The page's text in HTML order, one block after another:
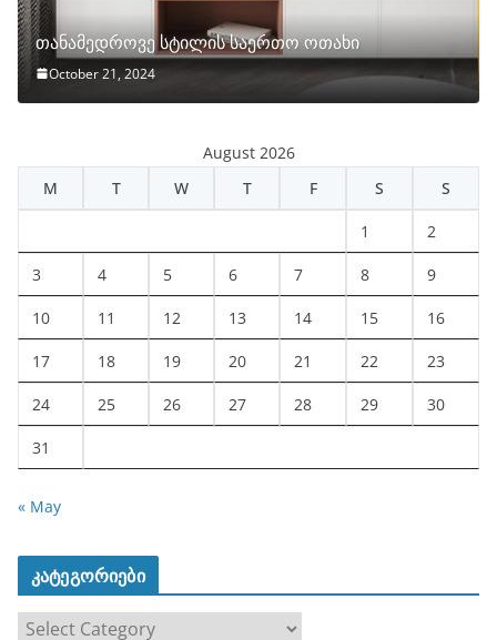
თანამედროვე სტილის საერთო ოთახი
October 21, 2024
August 2026
M
T W T F S S
1 2
3 4 5 6 7 8 9
10 11 12 13 14 15 16
17 18 19 20 21 22 23
24 25 26 27 28 29 30
31
« May
კატეგორიები